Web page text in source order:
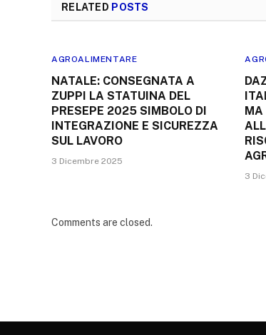
RELATED POSTS
AGROALIMENTARE
NATALE: CONSEGNATA A
ZUPPI LA STATUINA DEL
PRESEPE 2025 SIMBOLO DI
INTEGRAZIONE E SICUREZZA
SUL LAVORO
3 Dicembre 2025
MA
3
Comments are closed.